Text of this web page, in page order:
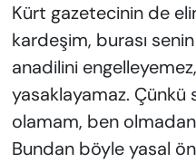
Kürt gazetecinin de
kardeşim, burası
anadilini
yasaklayamaz.
olamam, ben
Bundan böyle yasal